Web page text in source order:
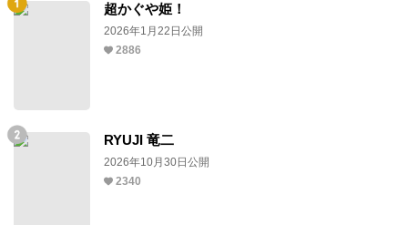
超かぐや姫！
2026年1月22日公開
2886
RYUJI 竜二
2026年10月30日公開
2340